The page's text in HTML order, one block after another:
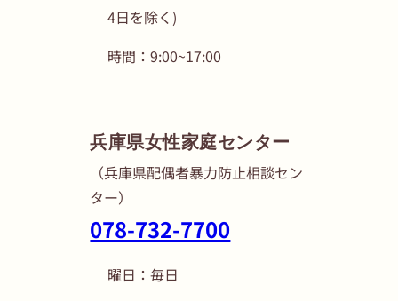
4日を除く)
時間：9:00~17:00
兵庫県女性家庭センター
（兵庫県配偶者暴力防止相談セン
ター）
078-732-7700
曜日：毎日